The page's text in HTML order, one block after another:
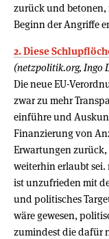
zurück und
Beginn der Angriffe
2. Diese
(netzpolitik.org, Ingo
Die neue EU-
zwar zu mehr
einführe und
Finanzierung von
Erwartungen
weiterhin erlaubt
ist unzufrieden mit
und politisches
wäre gewesen,
zumindest die dafür